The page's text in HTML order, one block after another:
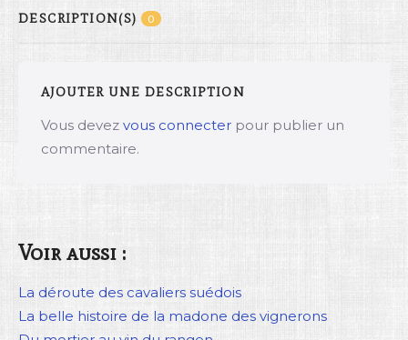
DESCRIPTION(S) 0
AJOUTER UNE DESCRIPTION
Vous devez vous connecter pour publier un
commentaire.
Voir aussi :
La déroute des cavaliers suédois
La belle histoire de la madone des vignerons